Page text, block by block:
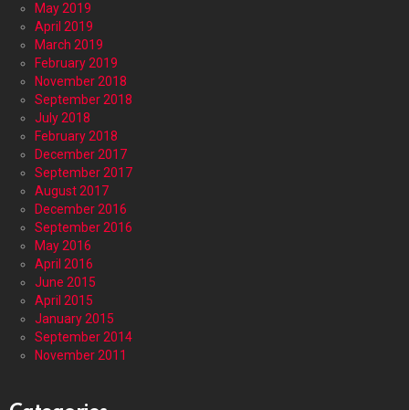
May 2019
April 2019
March 2019
February 2019
November 2018
September 2018
July 2018
February 2018
December 2017
September 2017
August 2017
December 2016
September 2016
May 2016
April 2016
June 2015
April 2015
January 2015
September 2014
November 2011